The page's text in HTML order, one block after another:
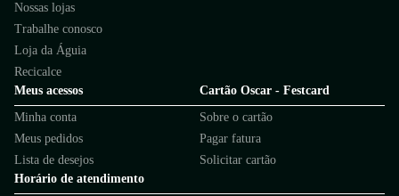
Nossas lojas
Trabalhe conosco
Loja da Águia
Recicalce
Meus acessos
Minha conta
Meus pedidos
Lista de desejos
Cartão Oscar - Festcard
Sobre o cartão
Pagar fatura
Solicitar cartão
Horário de atendimento